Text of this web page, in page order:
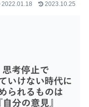
2022.01.18 2023.10.25